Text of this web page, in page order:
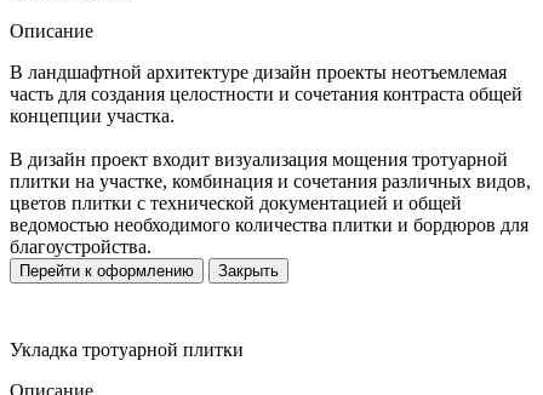
Описание
В ландшафтной архитектуре дизайн проекты неотъемлемая
часть для создания целостности и сочетания контраста общей
концепции участка.
В дизайн проект входит визуализация мощения тротуарной
плитки на участке, комбинация и сочетания различных видов,
цветов плитки с технической документацией и общей
ведомостью необходимого количества плитки и бордюров для
благоустройства.
Перейти к оформлению Закрыть
Укладка тротуарной плитки